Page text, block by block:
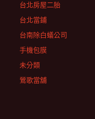
台北房屋二胎
台北當鋪
台南除白蟻公司
手機包膜
未分類
鶯歌當舖